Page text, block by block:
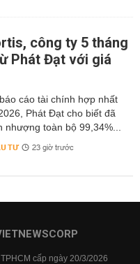
công ty 5 tháng
Phát Đạt với giá
cáo tài chính hợp nhất
Phát Đạt cho biết đã
nhượng toàn bộ 99,34%...
TƯ 23 giờ trước
cấp ngày 20/3/2026